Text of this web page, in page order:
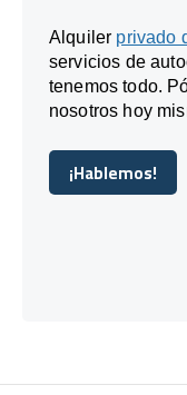
Alquiler privado
servicios de
tenemos todo.
nosotros hoy
¡Hablemos!
¡Hablemos!